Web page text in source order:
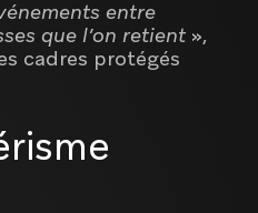
entre
que l’on retient »,
cadres protégés